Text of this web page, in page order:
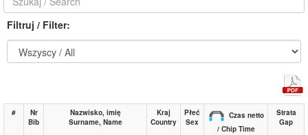
Filtruj / Filter:
#
Nr
Bib
Nazwisko, imię
Surname, Name
Kraj
Country
Płeć
Sex
Czas netto
/ Chip Time
Strata
Gap